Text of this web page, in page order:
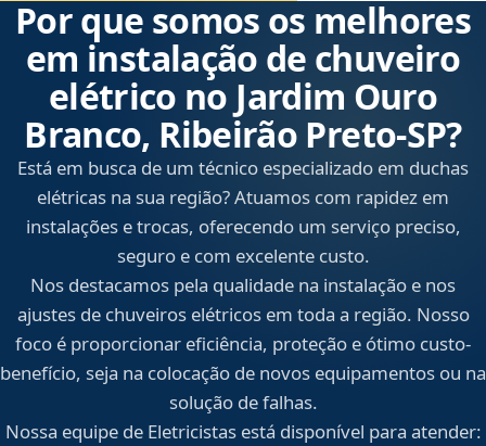
Por que somos os melhores
em instalação de chuveiro
elétrico no Jardim Ouro
Branco, Ribeirão Preto‑SP?
Está em busca de um técnico especializado em duchas
elétricas na sua região? Atuamos com rapidez em
instalações e trocas, oferecendo um serviço preciso,
seguro e com excelente custo.
Nos destacamos pela qualidade na instalação e nos
ajustes de chuveiros elétricos em toda a região. Nosso
foco é proporcionar eficiência, proteção e ótimo custo-
benefício, seja na colocação de novos equipamentos ou na
solução de falhas.
Nossa equipe de Eletricistas está disponível para atender: